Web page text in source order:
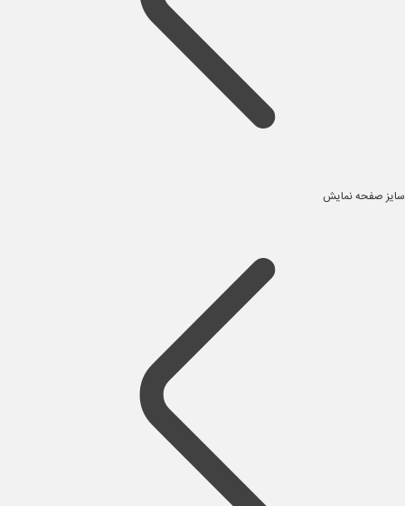
سایز صفحه نمایش